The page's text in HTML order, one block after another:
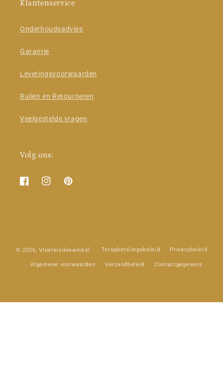
Klantenservice
Onderhoudsadvies
Garantie
Leveringsvoorwaarden
Ruilen en Retourneren
Veelgestelde vragen
Volg ons:
FacebookInstagramPinterest
© 2026,Vloerkledenwinkel Terugbetalingsbeleid Privacybeleid
Algemene voorwaarden Verzendbeleid Contactgegevens